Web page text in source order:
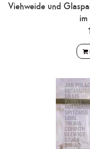
Viehweide und
im